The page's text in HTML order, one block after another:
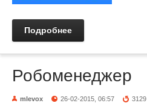
Подробнее
Робоменеджер
mlevox 26-02-2015, 06:57 3129